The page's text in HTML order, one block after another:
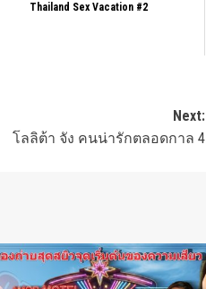
Thailand Sex Vacation #2
Next:
โลลิต้า จัง คนน่ารักตลอดกาล 4